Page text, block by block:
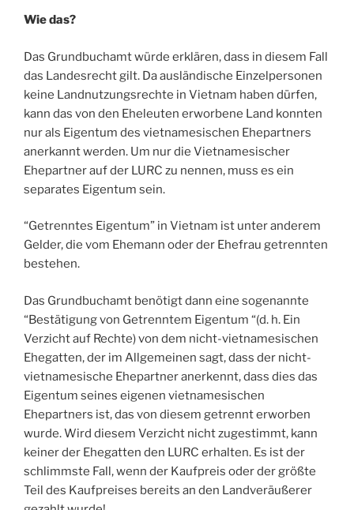
Wie das?
Das Grundbuchamt würde erklären, dass in diesem Fall
das Landesrecht gilt. Da ausländische Einzelpersonen
keine Landnutzungsrechte in Vietnam haben dürfen,
kann das von den Eheleuten erworbene Land konnten
nur als Eigentum des vietnamesischen Ehepartners
anerkannt werden. Um nur die Vietnamesischer
Ehepartner auf der LURC zu nennen, muss es ein
separates Eigentum sein.
“Getrenntes Eigentum” in Vietnam ist unter anderem
Gelder, die vom Ehemann oder der Ehefrau getrennten
bestehen.
Das Grundbuchamt benötigt dann eine sogenannte
“Bestätigung von Getrenntem Eigentum “(d. h. Ein
Verzicht auf Rechte) von dem nicht-vietnamesischen
Ehegatten, der im Allgemeinen sagt, dass der nicht-
vietnamesische Ehepartner anerkennt, dass dies das
Eigentum seines eigenen vietnamesischen
Ehepartners ist, das von diesem getrennt erworben
wurde. Wird diesem Verzicht nicht zugestimmt, kann
keiner der Ehegatten den LURC erhalten. Es ist der
schlimmste Fall, wenn der Kaufpreis oder der größte
Teil des Kaufpreises bereits an den Landveräußerer